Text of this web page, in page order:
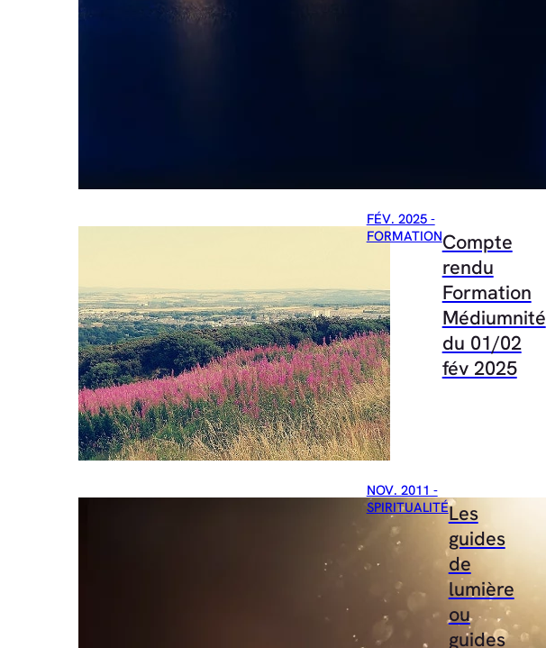
FÉV. 2025 -
FORMATIONCompte
rendu
Formation
Médiumnité
du 01/02
fév 2025
NOV. 2011 -
SPIRITUALITÉLes
guides
de
lumière
ou
guides